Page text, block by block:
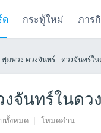
ด กระทู้ใหม่ ภาร
พุ่มพวง ดวงจันทร์ - ดวงจันทร์ใน
จันทร์ในดว
ทั้งหมด | โหมดอ่าน